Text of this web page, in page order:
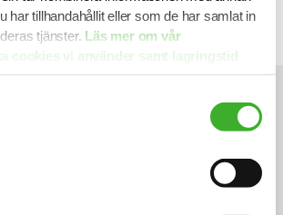
har tillhandahållit eller som de har samlat in
tjänster. Läs mer om vår
cookies vi använder samt lagringstid